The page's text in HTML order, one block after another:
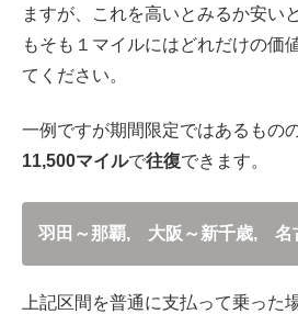
ますが、これを高いとみるか安い
もそも１マイルにはどれだけの価
てください。
一例ですが期間限定ではあるもの
11,500マイルで往復できます。
羽田～那覇, 大阪～新千歳, 名
上記区間を普通に支払って乗った